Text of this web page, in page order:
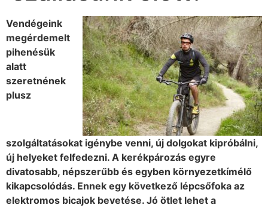
Vendégeink
megérdemelt
pihenésük
alatt
szeretnének
plusz
szolgáltatásokat igénybe venni, új dolgokat kipróbálni,
új helyeket felfedezni. A kerékpározás egyre
divatosabb, népszerűbb és egyben környezetkímélő
kikapcsolódás. Ennek egy következő lépcsőfoka az
elektromos bicajok bevetése. Jó ötlet lehet a